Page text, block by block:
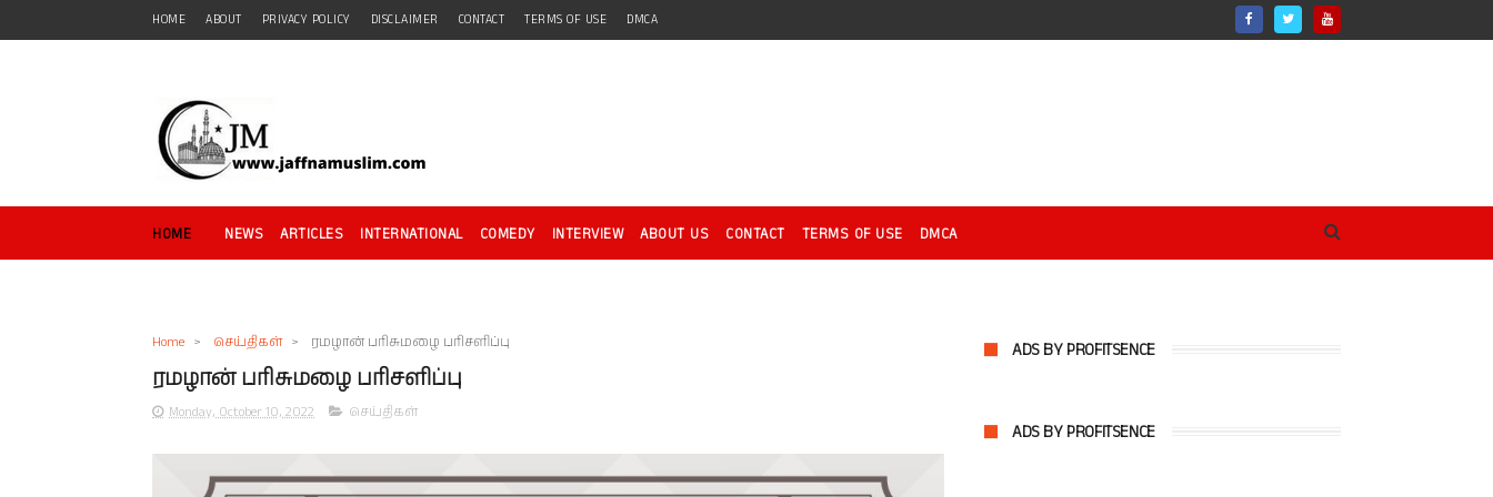
HOME ABOUT PRIVACY POLICY DISCLAIMER CONTACT TERMS OF USE DMCA
HOME NEWS ARTICLES INTERNATIONAL COMEDY INTERVIEW ABOUT US CONTACT TERMS OF USE DMCA
Home > செய்திகள் > ரமழான் பரிசுமழை பரிசளிப்பு
ரமழான் பரிசுமழை பரிசளிப்பு
Monday, October 10, 2022 செய்திகள்
ADS BY PROFITSENCE
ADS BY PROFITSENCE